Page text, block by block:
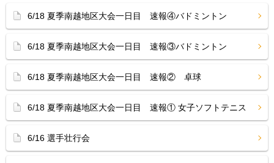
6/18 夏季南越地区大会一日目 速報④バドミントン
6/18 夏季南越地区大会一日目 速報③バドミントン
6/18 夏季南越地区大会一日目 速報② 卓球
6/18 夏季南越地区大会一日目 速報① 女子ソフトテニス
6/16 選手壮行会